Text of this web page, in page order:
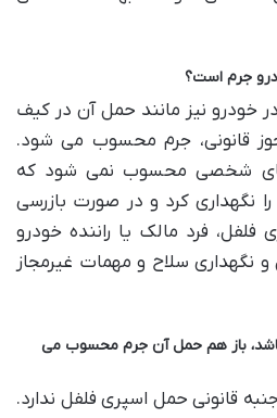
جرم است؟
خودرو نیز مانند حمل آن در کیف
قانونی، جرم محسوب می شود.
شخصی محسوب نمی شود که
را نگهداری کرد و در صورت بازرسی
فرد مالک یا راننده خودرو
سلاح و مهمات غیرمجاز
باز هم حمل آن جرم محسوب می
جنبه قانونی حمل اسپری فلفل ندارد.